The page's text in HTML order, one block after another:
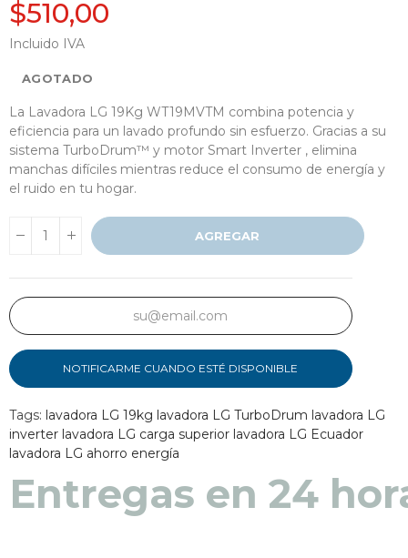
$510,00
Incluido IVA
AGOTADO
La Lavadora LG 19Kg WT19MVTM combina potencia y
eficiencia para un lavado profundo sin esfuerzo. Gracias a su
sistema TurboDrum™ y motor Smart Inverter , elimina
manchas difíciles mientras reduce el consumo de energía y
el ruido en tu hogar.
AGREGAR
NOTIFICARME CUANDO ESTÉ DISPONIBLE
Tags: lavadora LG 19kg lavadora LG TurboDrum lavadora LG
inverter lavadora LG carga superior lavadora LG Ecuador
lavadora LG ahorro energía
Entregas en 24